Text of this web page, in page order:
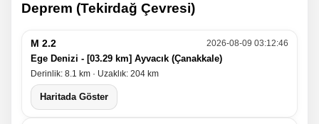
Deprem (Tekirdağ Çevresi)
M 2.2 2026-08-09 03:12:46
Ege Denizi - [03.29 km] Ayvacık (Çanakkale)
Derinlik: 8.1 km · Uzaklık: 204 km
Haritada Göster